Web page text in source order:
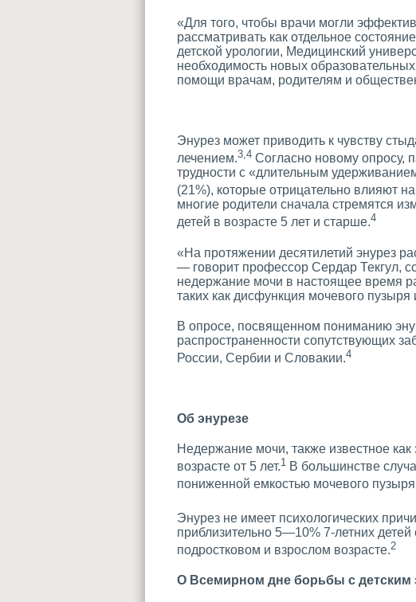
«Для того, чтобы врачи могли
рассматривать как отдельное
детской урологии, Медицинский
необходимость новых
помощи врачам, родителям и
Энурез может приводить к чувству
лечением.3,4 Согласно новому опросу,
трудности с «длительным
(21%), которые отрицательно влияют
многие родители сначала стремятся
детей в возрасте 5 лет и старше.4
«На протяжении десятилетий энурез
— говорит профессор Сердар Текгул,
недержание мочи в настоящее время
таких как дисфункция мочевого
В опросе, посвященном пониманию
распространенности сопутствующих
России, Сербии и Словакии.4
Об энурезе
Недержание мочи, также известное
возрасте от 5 лет.1 В большинстве
пониженной емкостью мочевого
Энурез не имеет психологических
приблизительно 5—10% 7-летних
подростковом и взрослом возрасте.2
О Всемирном дне борьбы с детским